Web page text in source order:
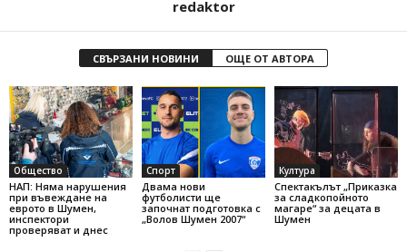
redaktor
СВЪРЗАНИ НОВИНИ ОЩЕ ОТ АВТОРА
Общество
НАП: Няма нарушения
при въвеждане на
еврото в Шумен,
инспектори
проверяват и днес
Спорт
Двама нови
футболисти ще
започнат подготовка с
„Волов Шумен 2007“
Култура
Спектакълът „Приказка
за сладкопойното
магаре“ за децата в
Шумен